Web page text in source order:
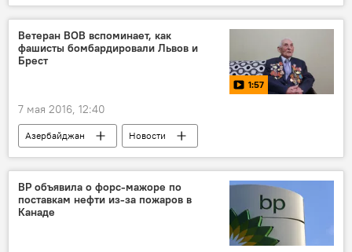
Новости мира ЖИЗНЬ
Ветеран ВОВ вспоминает, как
фашисты бомбардировали Львов и
Брест
1:57
7 мая 2016, 12:40
Азербайджан
Новости
МУЛЬТИМЕДИА
Видео
События и даты
Годовщина Великой Победы
BP объявила о форс-мажоре по
поставкам нефти из-за пожаров в
Канаде